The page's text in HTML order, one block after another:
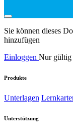
Sie können dieses
hinzufügen
Einloggen Nur gültig
Produkte
Unterlagen
Unterstützung